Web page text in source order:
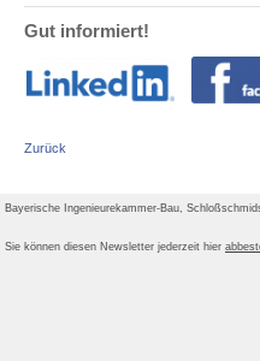
Gut informiert!
Zurück
Bayerische Ingenieurekammer-Bau,
Sie können diesen Newsletter jederzeit hier